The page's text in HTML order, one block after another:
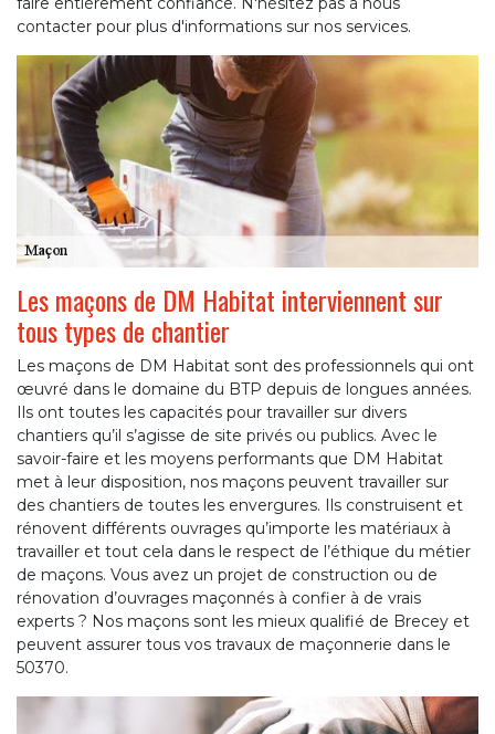
contacter pour plus d'informations sur nos services.
Les maçons de DM Habitat interviennent sur
tous types de chantier
Les maçons de DM Habitat sont des professionnels qui ont
œuvré dans le domaine du BTP depuis de longues années.
Ils ont toutes les capacités pour travailler sur divers
chantiers qu’il s’agisse de site privés ou publics. Avec le
savoir-faire et les moyens performants que DM Habitat
met à leur disposition, nos maçons peuvent travailler sur
des chantiers de toutes les envergures. Ils construisent et
rénovent différents ouvrages qu’importe les matériaux à
travailler et tout cela dans le respect de l’éthique du métier
de maçons. Vous avez un projet de construction ou de
rénovation d’ouvrages maçonnés à confier à de vrais
experts ? Nos maçons sont les mieux qualifié de Brecey et
peuvent assurer tous vos travaux de maçonnerie dans le
50370.